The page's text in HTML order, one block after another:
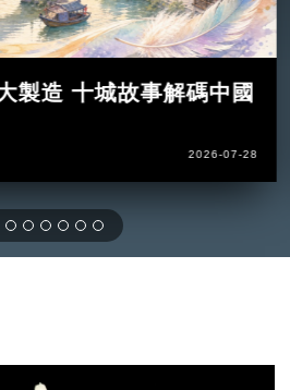
製造 十城故事解碼中國
2026-07-28